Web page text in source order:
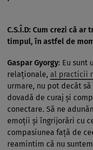
C.S.Î.D: Cum crezi că
timpul, în astfel de
Gaspar Gyorgy: Eu sunt
relaţionale, al practicii
urmare, nu pot decât
dovadă de curaj şi
conectare. Să ne
emoţii şi îngrijorări cu
compasiunea faţă de
reamintim că nu